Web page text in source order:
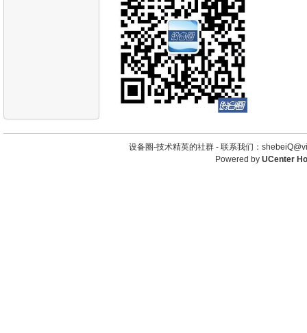
设备圈-技术精英的社群 - 联系我们：
Powered by UCenter